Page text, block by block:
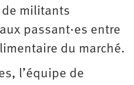
militants
passant·es entre
du marché.
l’équipe de